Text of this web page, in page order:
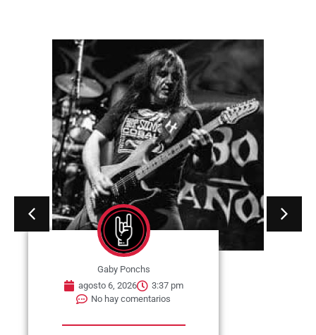
Gaby Ponchs
agosto 6, 2026
3:37 pm
No hay comentarios